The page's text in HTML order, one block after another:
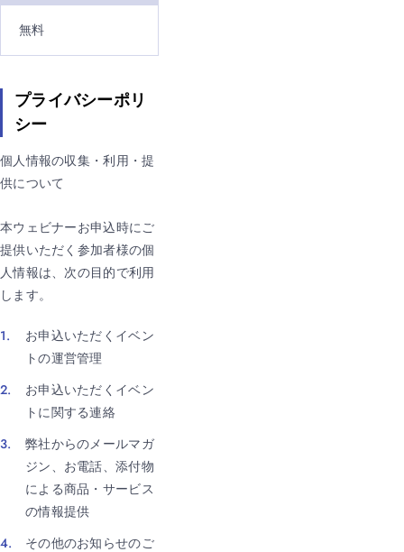
無料
プライバシーポリ
シー
個人情報の収集・利用・提
供について
本ウェビナーお申込時にご
提供いただく参加者様の個
人情報は、次の目的で利用
します。
お申込いただくイベン
トの運営管理
お申込いただくイベン
トに関する連絡
弊社からのメールマガ
ジン、お電話、添付物
による商品・サービス
の情報提供
その他のお知らせのご